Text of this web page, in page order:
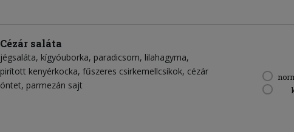
Cézár saláta
jégsaláta kígyóuborka paradicsom lilahagyma
pirított kenyérkocka fűszeres csirkemellcsíkok cézár
öntet parmezán sajt